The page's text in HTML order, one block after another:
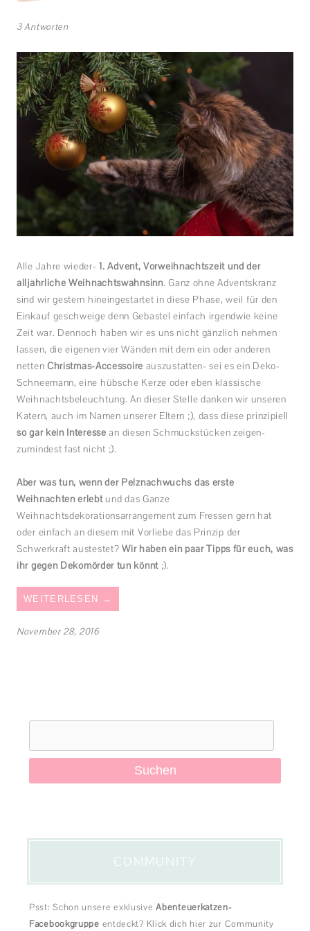
3 Antworten
Alle Jahre wieder-1. Advent, Vorweihnachtszeit und der
alljährliche Weihnachtswahnsinn. Ganz ohne Adventskranz
sind wir gestern hineingestartet in diese Phase, weil für den
Einkauf geschweige denn Gebastel einfach irgendwie keine
Zeit war. Dennoch haben wir es uns nicht gänzlich nehmen
lassen, die eigenen vier Wänden mit dem ein oder anderen
netten Christmas-Accessoire auszustatten- sei es ein Deko-
Schneemann, eine hübsche Kerze oder eben klassische
Weihnachtsbeleuchtung. An dieser Stelle danken wir unseren
Katern, auch im Namen unserer Eltern ;), dass diese prinzipiell
so gar kein Interesse an diesen Schmuckstücken zeigen-
zumindest fast nicht ;).
Aber was tun, wenn der Pelznachwuchs das erste
Weihnachten erlebtund das Ganze
Weihnachtsdekorationsarrangement zum Fressen gern hat
oder einfach an diesem mit Vorliebe das Prinzip der
Schwerkraft austestet?Wir haben ein paar Tipps für euch, was
ihr gegen Dekomörder tun könnt ;).
WEITERLESEN →
November 28, 2016
Suchen
COMMUNITY
Psst: Schon unsere exklusiveAbenteuerkatzen-
Facebookgruppe entdeckt? Klick dich hier zur Community